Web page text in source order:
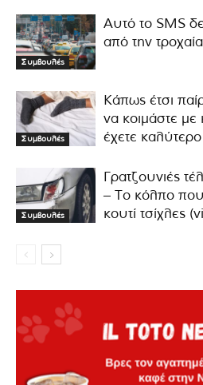
Συμβουλές
Αυτό το SMS
από την τροχαία
Συμβουλές
Κάπως έτσι
να κοιμάστε
έχετε
Συμβουλές
Γρατζουνιές
– Το κόλπο που
κουτί τσίχλες